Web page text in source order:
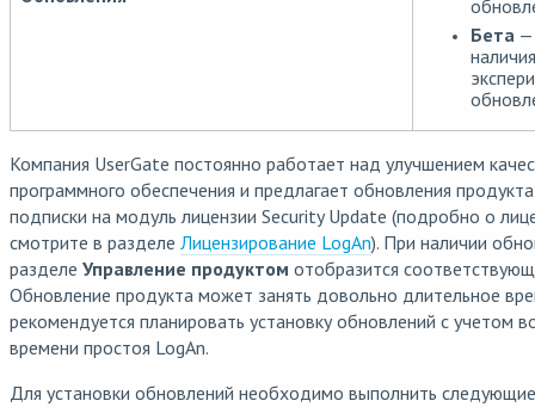
Бета —
наличия
Компания UserGate постоянно работает над улучшением
программного обеспечения и предлагает обновления
подписки на модуль лицензии Security Update (подробно о
смотрите в разделе Лицензирование LogAn). При наличии
разделе Управление продуктом отобразится
Обновление продукта может занять довольно длительное
рекомендуется планировать установку обновлений с учетом
времени простоя LogAn.
Для установки обновлений необходимо выполнить